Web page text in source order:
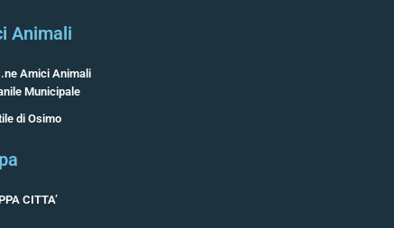
Animali
Amici Animali
Municipale
di Osimo
CITTA’